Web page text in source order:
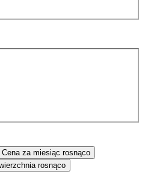
Cena za miesiąc rosnąco
rosnąco